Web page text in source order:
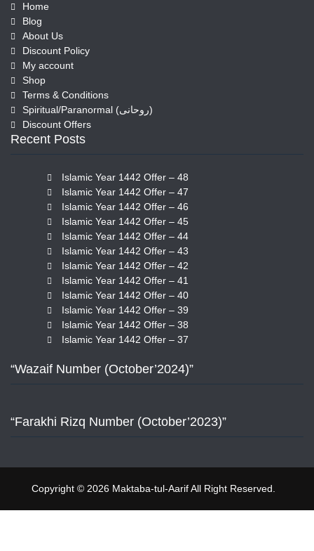
Home
Blog
About Us
Discount Policy
My account
Shop
Terms & Conditions
Spiritual/Paranormal (روحانی)
Discount Offers
Recent Posts
Islamic Year 1442 Offer – 48
Islamic Year 1442 Offer – 47
Islamic Year 1442 Offer – 46
Islamic Year 1442 Offer – 45
Islamic Year 1442 Offer – 44
Islamic Year 1442 Offer – 43
Islamic Year 1442 Offer – 42
Islamic Year 1442 Offer – 41
Islamic Year 1442 Offer – 40
Islamic Year 1442 Offer – 39
Islamic Year 1442 Offer – 38
Islamic Year 1442 Offer – 37
“Wazaif Number (October’2024)”
“Farakhi Rizq Number (October’2023)”
Copyright © 2026 Maktaba-tul-Aarif All Right Reserved.